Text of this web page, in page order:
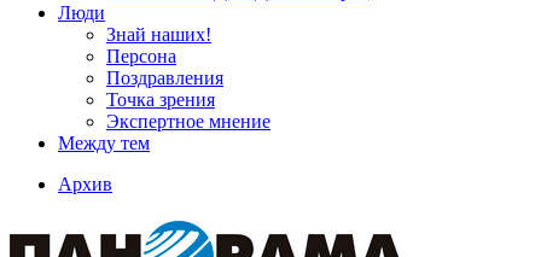
Люди
Знай наших!
Персона
Поздравления
Точка зрения
Экспертное мнение
Между тем
Архив